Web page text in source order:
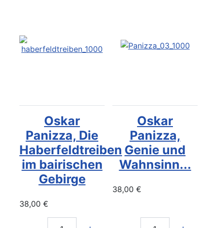
Oskar
Panizza, Die
Haberfeldtreiben
im bairischen
Gebirge
38,00 €
Oskar
Panizza,
Genie und
Wahnsinn...
38,00 €